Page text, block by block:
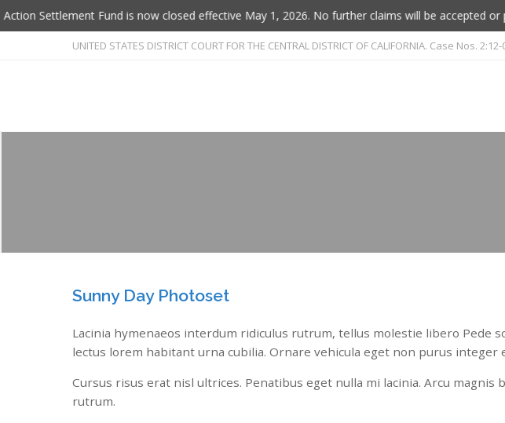
Settlement Fund is now closed effective May 1, 2026. No further claims will be accepted or
UNITED STATES DISTRICT COURT FOR THE CENTRAL DISTRICT OF CALIFORNIA. Case Nos.
Sunny Day Photoset
Lacinia hymenaeos interdum ridiculus rutrum, tellus molestie libero Pede
lectus lorem habitant urna cubilia. Ornare vehicula eget non purus integer
Cursus risus erat nisl ultrices. Penatibus eget nulla mi lacinia. Arcu
rutrum.